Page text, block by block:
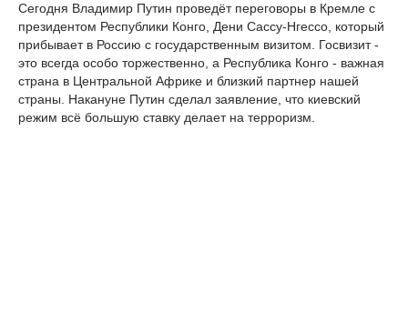
Сегодня Владимир Путин проведёт переговоры в Кремле с
президентом Республики Конго, Дени Сассу-Нгессо, который
прибывает в Россию с государственным визитом. Госвизит -
это всегда особо торжественно, а Республика Конго - важная
страна в Центральной Африке и близкий партнер нашей
страны. Накануне Путин сделал заявление, что киевский
режим всё большую ставку делает на терроризм.